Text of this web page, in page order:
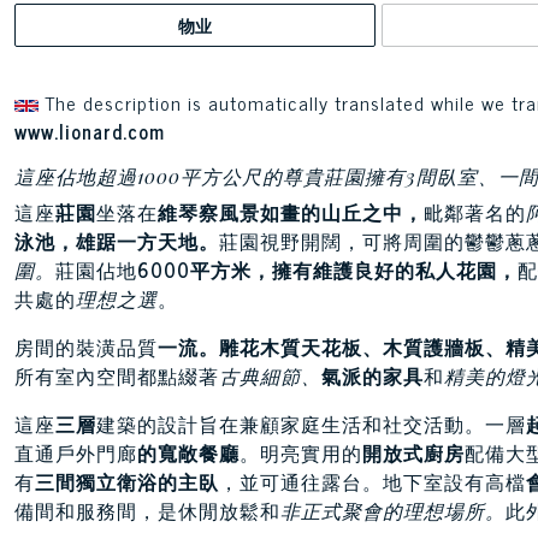
物业
The description is automatically translated while we
www.lionard.com
這座佔地超過1000平方公尺的尊貴莊園擁有3間臥室、一
這座莊園坐落在維琴察風景如畫的山丘之中， 毗鄰著名的
泳池，雄踞一方天地。 莊園視野開闊，可將周圍的鬱鬱蔥
圍。 莊園佔地6000平方米，擁有維護良好的私人花園，
共處的理想之選。
房間的裝潢品質一流。 雕花木質天花板、木質護牆板、精
所有室內空間都點綴著古典細節、 氣派的家具和精美的燈
這座三層建築的設計旨在兼顧家庭生活和社交活動。一層
直通戶外門廊的寬敞餐廳。明亮實用的開放式廚房配備大
有三間獨立衛浴的主臥 ，並可通往露台。地下室設有高檔
備間和服務間，是休閒放鬆和非正式聚會的理想場所。 此